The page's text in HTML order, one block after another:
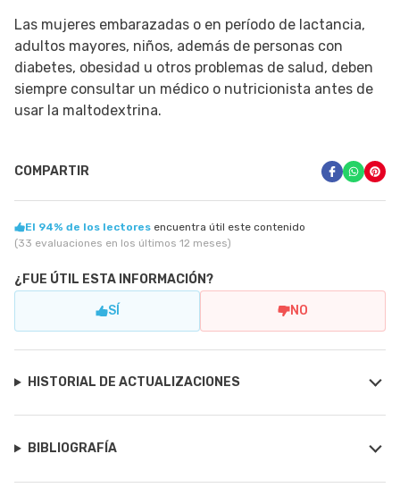
Las mujeres embarazadas o en período de lactancia,
adultos mayores, niños, además de personas con
diabetes, obesidad u otros problemas de salud, deben
siempre consultar un médico o nutricionista antes de
usar la maltodextrina.
COMPARTIR
El 94% de los lectores encuentra útil este contenido
(33 evaluaciones en los últimos 12 meses)
¿FUE ÚTIL ESTA INFORMACIÓN?
SÍ NO
HISTORIAL DE ACTUALIZACIONES
BIBLIOGRAFÍA